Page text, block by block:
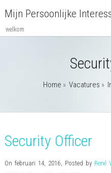
Mijn Persoonlijke
welkom
Home » Vacatures »
Security Officer
On februari 14, 2016, Posted by René